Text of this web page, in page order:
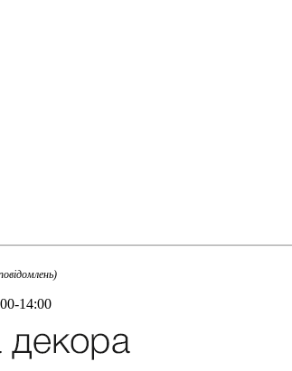
14:00